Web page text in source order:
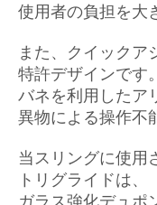
使用者の負担を大
また、クイックア
特許デザインです。
バネを利用したア
異物による操作不
当スリングに使用
トリグライドは、
ガラス強化デュポ